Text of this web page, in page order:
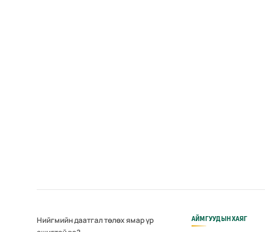
Нийгмийн даатгал төлөх ямар үр
АЙМГУУДЫН ХАЯГ